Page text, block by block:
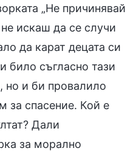
„Не причинявай
искаш да се случи
да карат децата си
било съгласно тази
но и би провалило
за спасение. Кой е
Дали
за морално